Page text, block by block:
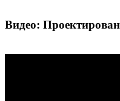
Видео: